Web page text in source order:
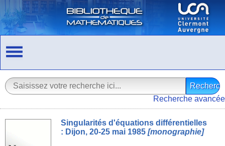
Recherche avancée
Singularités d'équations différentielles
: Dijon, 20-25 mai 1985[monographie]